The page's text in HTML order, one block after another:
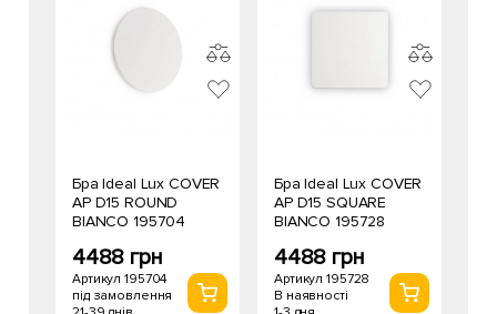
Бра Ideal Lux COVER
AP D15 ROUND
BIANCO 195704
4488 грн
Артикул 195704
під замовлення
Бра Ideal Lux COVER
AP D15 SQUARE
BIANCO 195728
4488 грн
Артикул 195728
В наявності